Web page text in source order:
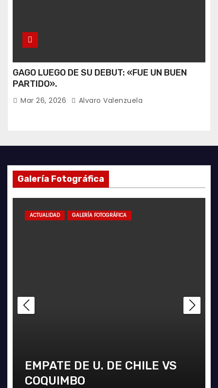
GAGO LUEGO DE SU DEBUT: «FUE UN BUEN
PARTIDO».
Mar 26, 2026 Alvaro Valenzuela
Galería Fotográfica
ACTUALIDAD GALERÍA FOTOGRÁFICA
EMPATE DE U. DE CHILE VS
COQUIMBO